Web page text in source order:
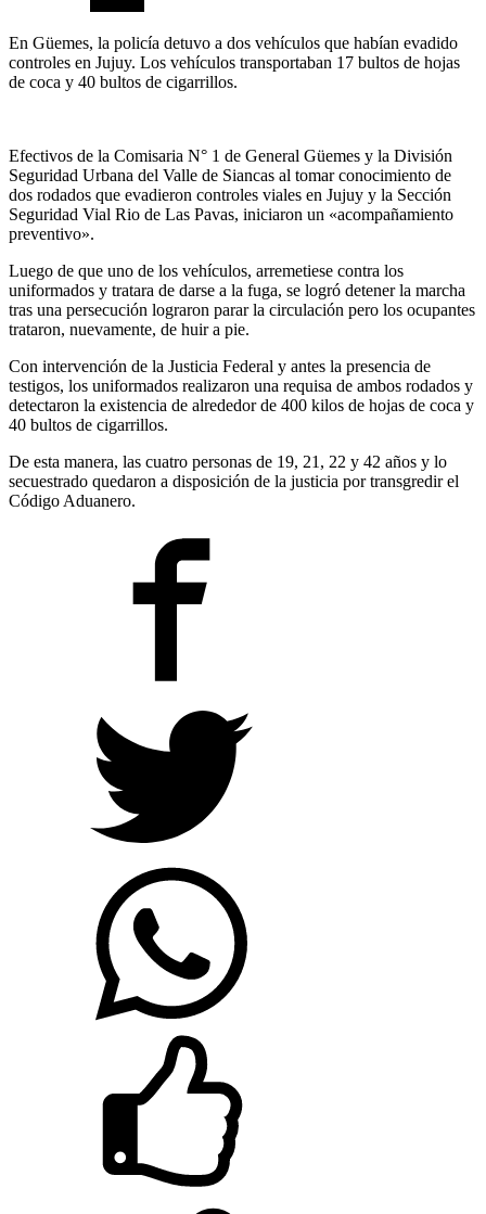
En Güemes, la policía detuvo a dos vehículos que habían evadido
controles en Jujuy. Los vehículos transportaban 17 bultos de hojas
de coca y 40 bultos de cigarrillos.
Efectivos de la Comisaria N° 1 de General Güemes y la División
Seguridad Urbana del Valle de Siancas al tomar conocimiento de
dos rodados que evadieron controles viales en Jujuy y la Sección
Seguridad Vial Rio de Las Pavas, iniciaron un «acompañamiento
preventivo».
Luego de que uno de los vehículos, arremetiese contra los
uniformados y tratara de darse a la fuga, se logró detener la marcha
tras una persecución lograron parar la circulación pero los ocupantes
trataron, nuevamente, de huir a pie.
Con intervención de la Justicia Federal y antes la presencia de
testigos, los uniformados realizaron una requisa de ambos rodados y
detectaron la existencia de alrededor de 400 kilos de hojas de coca y
40 bultos de cigarrillos.
De esta manera, las cuatro personas de 19, 21, 22 y 42 años y lo
secuestrado quedaron a disposición de la justicia por transgredir el
Código Aduanero.